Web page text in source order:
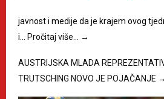
javnost i medije da je krajem ovog
i… Pročitaj više… →
AUSTRIJSKA MLADA
TRUTSCHING NOVO JE POJAČANJE →